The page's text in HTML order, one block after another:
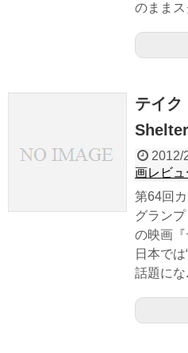
のままス
テイク
Shelter
2012/
画レビュ
第64回
グラン
の映画
日本で
話題にな